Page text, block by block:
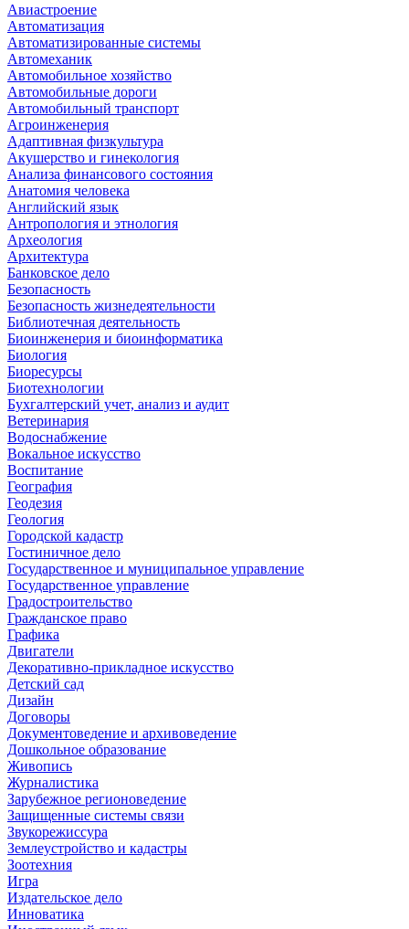
Авиастроение
Автоматизация
Автоматизированные системы
Автомеханик
Автомобильное хозяйство
Автомобильные дороги
Автомобильный транспорт
Агроинженерия
Адаптивная физкультура
Акушерство и гинекология
Анализа финансового состояния
Анатомия человека
Английский язык
Антропология и этнология
Археология
Архитектура
Банковское дело
Безопасность
Безопасность жизнедеятельности
Библиотечная деятельность
Биоинженерия и биоинформатика
Биология
Биоресурсы
Биотехнологии
Бухгалтерский учет, анализ и аудит
Ветеринария
Водоснабжение
Вокальное искусство
Воспитание
География
Геодезия
Геология
Городской кадастр
Гостиничное дело
Государственное и муниципальное управление
Государственное управление
Градостроительство
Гражданское право
Графика
Двигатели
Декоративно-прикладное искусство
Детский сад
Дизайн
Договоры
Документоведение и архивоведение
Дошкольное образование
Живопись
Журналистика
Зарубежное регионоведение
Защищенные системы связи
Звукорежиссура
Землеустройство и кадастры
Зоотехния
Игра
Издательское дело
Инноватика